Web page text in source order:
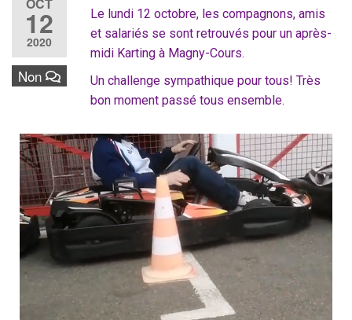
OCT
12
2020
Non
Le lundi 12 octobre, les compagnons, amis
et salariés se sont retrouvés pour un après-
midi Karting à Magny-Cours.
Un challenge sympathique pour tous! Très
bon moment passé tous ensemble.